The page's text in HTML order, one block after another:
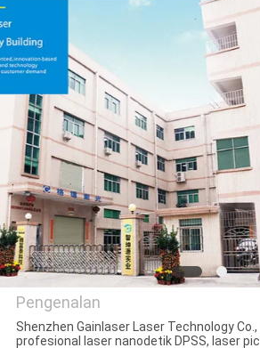
HUBUNGI
KAMI
PERMINTAAN
PENAWARAN
Pengenalan
Shenzhen Gainlaser Laser Technology
profesional laser nanodetik DPSS, laser